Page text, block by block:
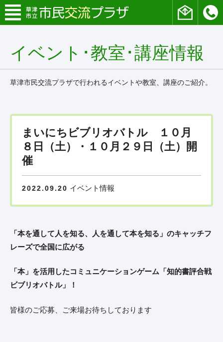
イベント･教室･講座情報
草津市民交流プラザで行われるイベントや教室、講座のご紹介。
まいにちビブリオバトル １０月
８日（土）・１０月２９日（土）開
催
2022.09.20 イベント情報
「本を通して人を知る、人を通して本を知る」のキャッチフ
レーズで全国に広がる
「本」を活用したコミュニケーションゲーム「知的書評合戦
ビブリオバトル」！
皆様のご応募、ご来場お待ちしております